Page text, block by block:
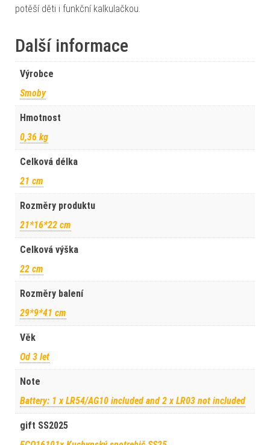
potěší děti i funkční kalkulačkou.
Další informace
Výrobce
Smoby
Hmotnost
0,36 kg
Celková délka
21 cm
Rozměry produktu
21*16*22 cm
Celková výška
22 cm
Rozměry balení
29*9*41 cm
Věk
Od 3 let
Note
Battery: 1 x LR54/AG10 included and 2 x LR03 not included
gift SS2025